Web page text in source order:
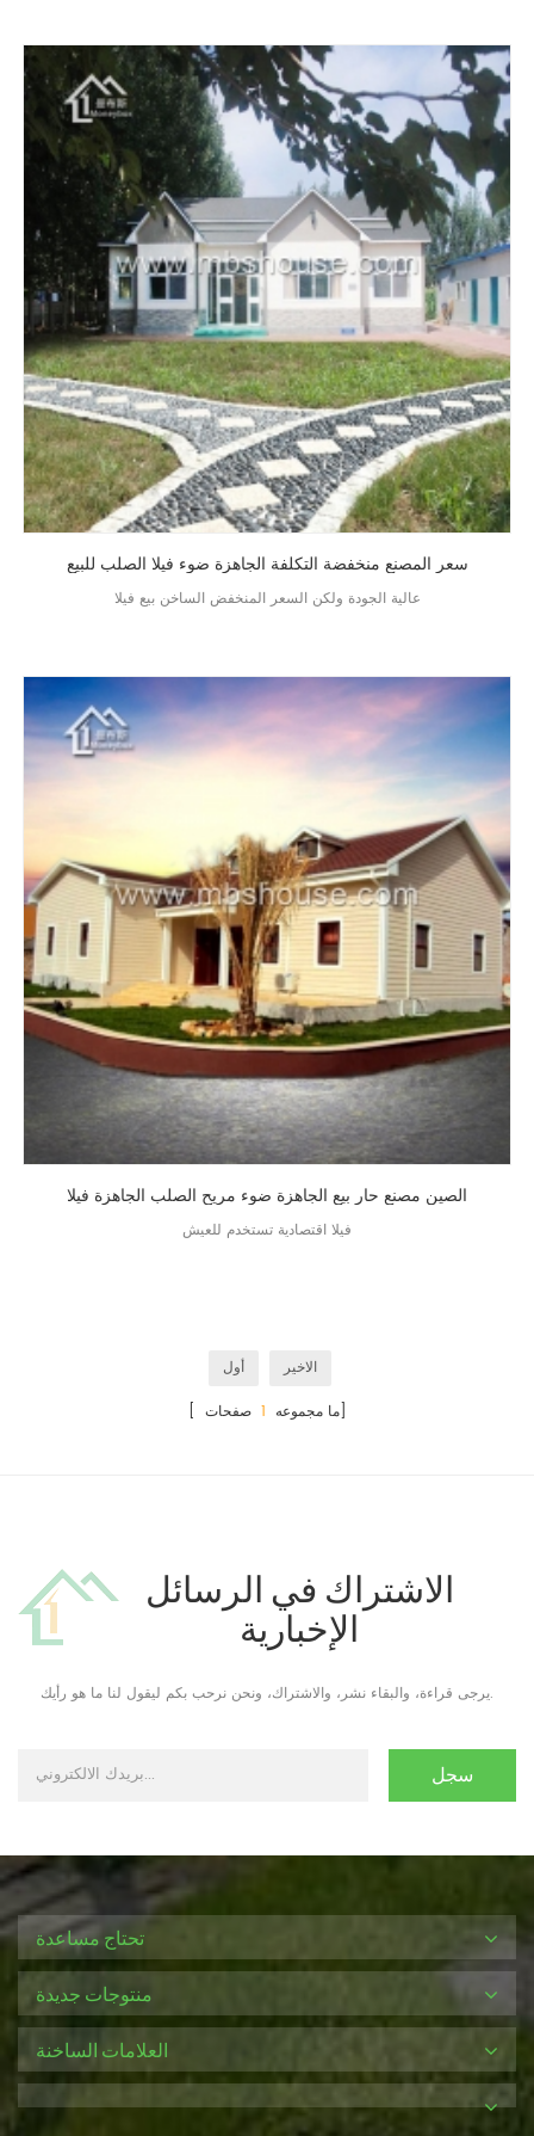
سعر المصنع منخفضة التكلفة الجاهزة ضوء فيلا الصلب للبيع
عالية الجودة ولكن السعر المنخفض الساخن بيع فيلا
الصين مصنع حار بيع الجاهزة ضوء مريح الصلب الجاهزة فيلا
فيلا اقتصادية تستخدم للعيش
أول
الاخير
[ ما مجموعه 1 صفحات]
الاشتراك في الرسائل
الإخبارية
يرجى قراءة، والبقاء نشر، والاشتراك، ونحن نرحب بكم ليقول لنا ما هو رأيك.
تحتاج مساعدة
منتوجات جديدة
العلامات الساخنة